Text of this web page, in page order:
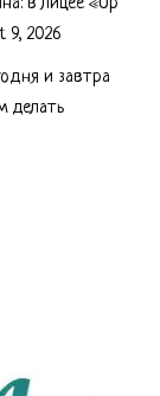
9, 2026
и завтра
делать